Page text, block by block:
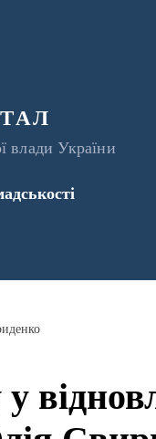
влади України